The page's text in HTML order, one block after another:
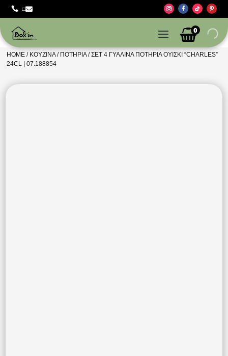
 
0
HOME / ΚΟΥΖΊΝΑ/ ΠΟΤΉΡΙΑ/ ΣΕΤ 4 ΓΥΆΛΙΝΑ ΠΟΤΉΡΙΑ ΟΥΊΣΚΙ “CHARLES”
24CL | 07.188854